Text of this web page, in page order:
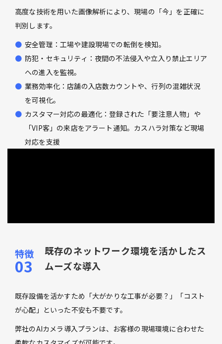
高度な技術を用いた画像解析により、現場の「今」を正確に
判別します。
安全管理：工場や建設現場での転倒を検知。
防犯・セキュリティ：夜間の不法侵入や立入り禁止エリア
への進入を監視。
業務効率化：店舗の入店数カウントや、行列の混雑状況
を可視化。
カスタマー対応の最適化：登録された「要注意人物」や
「VIP客」の来店をアラート通知。カスハラ対策など現場
対応を支援
既存のネットワーク環境を活かしたス
ムーズな導入
既存設備を活かすため「大がかりな工事が必要？」「コスト
が心配」といった不安も不要です。
弊社のAIカメラ導入プランは、お客様の現場環境に合わせた